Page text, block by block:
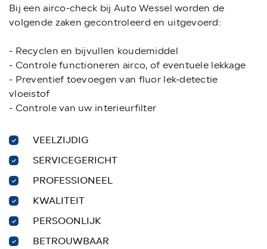
Bij een airco-check bij Auto Wessel worden de
volgende zaken gecontroleerd en uitgevoerd:
- Recyclen en bijvullen koudemiddel
- Controle functioneren airco, of eventuele lekkage
- Preventief toevoegen van fluor lek-detectie
vloeistof
- Controle van uw interieurfilter
VEELZIJDIG
SERVICEGERICHT
PROFESSIONEEL
KWALITEIT
PERSOONLIJK
BETROUWBAAR